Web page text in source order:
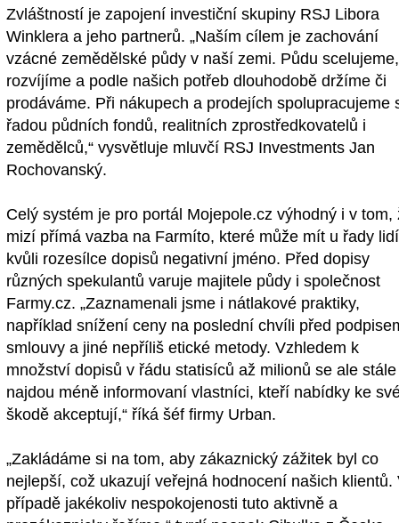
Zvláštností je zapojení investiční skupiny RSJ Libora
Winklera a jeho partnerů. „Naším cílem je zachování
vzácné zemědělské půdy v naší zemi. Půdu scelujeme,
rozvíjíme a podle našich potřeb dlouhodobě držíme či
prodáváme. Při nákupech a prodejích spolupracujeme
řadou půdních fondů, realitních zprostředkovatelů i
zemědělců,“ vysvětluje mluvčí RSJ Investments Jan
Rochovanský.
Celý systém je pro portál Mojepole.cz výhodný i v tom,
mizí přímá vazba na Farmíto, které může mít u řady lidí
kvůli rozesílce dopisů negativní jméno. Před dopisy
různých spekulantů varuje majitele půdy i společnost
Farmy.cz. „Zaznamenali jsme i nátlakové praktiky,
například snížení ceny na poslední chvíli před
smlouvy a jiné nepříliš etické metody. Vzhledem k
množství dopisů v řádu statisíců až milionů se ale stále
najdou méně informovaní vlastníci, kteří nabídky ke
škodě akceptují,“ říká šéf firmy Urban.
„Zakládáme si na tom, aby zákaznický zážitek byl co
nejlepší, což ukazují veřejná hodnocení našich klientů.
případě jakékoliv nespokojenosti tuto aktivně a